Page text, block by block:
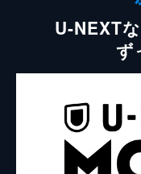
U-NEXT
ず